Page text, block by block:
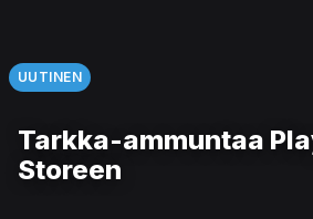
UUTINEN
Tarkka-ammuntaa
Storeen